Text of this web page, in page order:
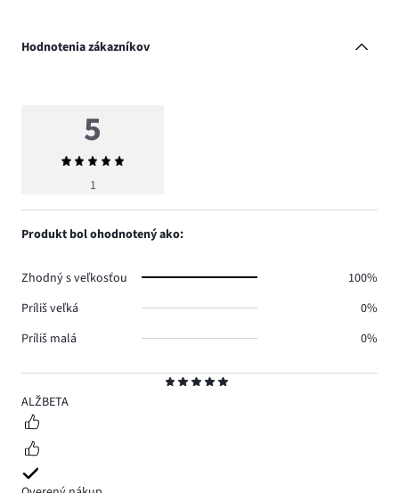
Hodnotenia zákazníkov
5
ALŽBETA
5
Priemerné
hodnotenie
1
Produkt bol ohodnotený ako:
Zhodný s veľkosťou
100%
Príliš veľká
0%
Príliš malá
0%